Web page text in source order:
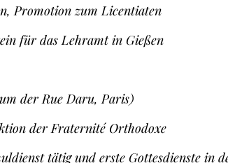
Promotion zum Licentiaten
für das Lehramt in Gießen
der Rue Daru, Paris)
der Fraternité Orthodoxe
tätig und erste Gottesdienste